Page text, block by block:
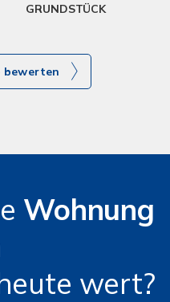
GRUNDSTÜCK
bewerten
Wohnung
wert?